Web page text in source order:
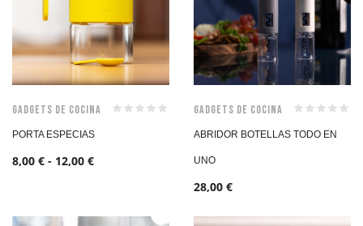
Gadgets de Cocina
PORTA ESPECIAS
8,00 € - 12,00 €
Gadgets de Cocina
ABRIDOR BOTELLAS TODO EN
UNO
28,00 €